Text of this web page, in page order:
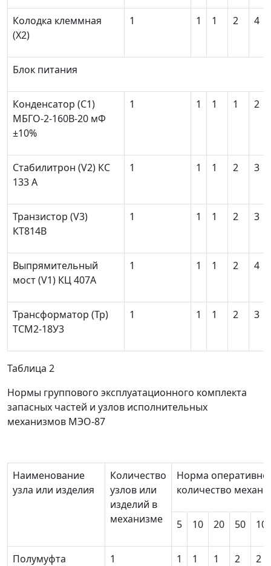
Колодка клеммная
(X2)
1 1 1 2 4
Блок питания
Конденсатор (С1)
МБГО-2-160В-20 мФ
±10%
1 1 1 1 2
Стабилитрон (V2) КС
133 А
1 1 1 2 3
Транзистор (V3)
КT814B
1 1 1 2 3
Выпрямительный
мост (V1) КЦ 407А
1 1 1 2 4
Трансформатор (Тр)
ТСМ2-18У3
1 1 1 2 3
Таблица 2
Нормы группового эксплуатационного комплекта
запасных частей и узлов исполнительных
механизмов МЭО-87
Наименование
узла или изделия
Количество
узлов или
изделий в
механизме
Норма
количество
5 10 20 50
Полумуфта 1 1 1 1 2 2